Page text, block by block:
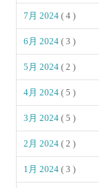
7月 2024( 4 )
6月 2024( 3 )
5月 2024( 2 )
4月 2024( 5 )
3月 2024( 5 )
2月 2024( 2 )
1月 2024( 3 )